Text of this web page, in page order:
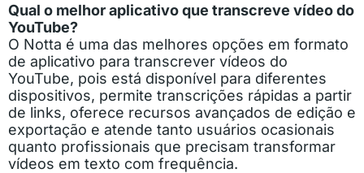
Qual o melhor aplicativo que transcreve vídeo do
YouTube?
O Notta é uma das melhores opções em formato
de aplicativo para transcrever vídeos do
YouTube, pois está disponível para diferentes
dispositivos, permite transcrições rápidas a partir
de links, oferece recursos avançados de edição e
exportação e atende tanto usuários ocasionais
quanto profissionais que precisam transformar
vídeos em texto com frequência.